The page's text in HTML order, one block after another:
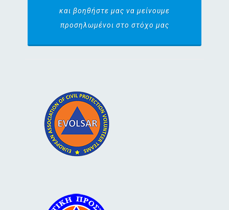
και βοηθήστε μας να μείνουμε
προσηλωμένοι στο στόχο μας